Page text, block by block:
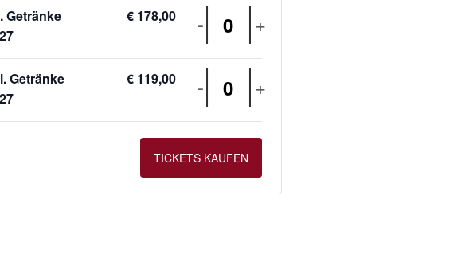
Getränke
€ 178,00 - Anzahl
+
Getränke
€ 119,00 - Anzahl
+
TICKETS KAUFEN